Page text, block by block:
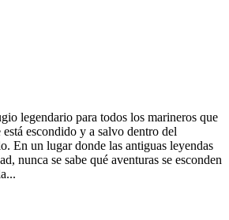
legendario para todos los marineros que
escondido y a salvo dentro del
En un lugar donde las antiguas leyendas
nunca se sabe qué aventuras se esconden